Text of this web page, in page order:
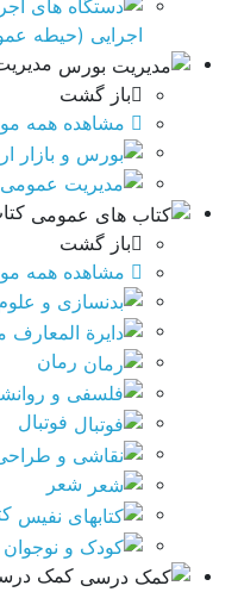
اجرایی (حیطه
باز گشت
مشاهده همه
باز گشت
مشاهده همه
رمان
فوتبال
شعر
کمک